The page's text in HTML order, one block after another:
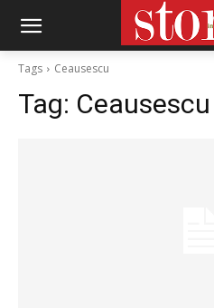
Tags Ceausescu
Tag: Ceausescu